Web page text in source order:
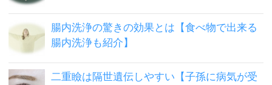
腸内洗浄の驚きの効果とは【食べ物で出来る
腸内洗浄も紹介】
二重瞼は隔世遺伝しやすい【子孫に病気が受